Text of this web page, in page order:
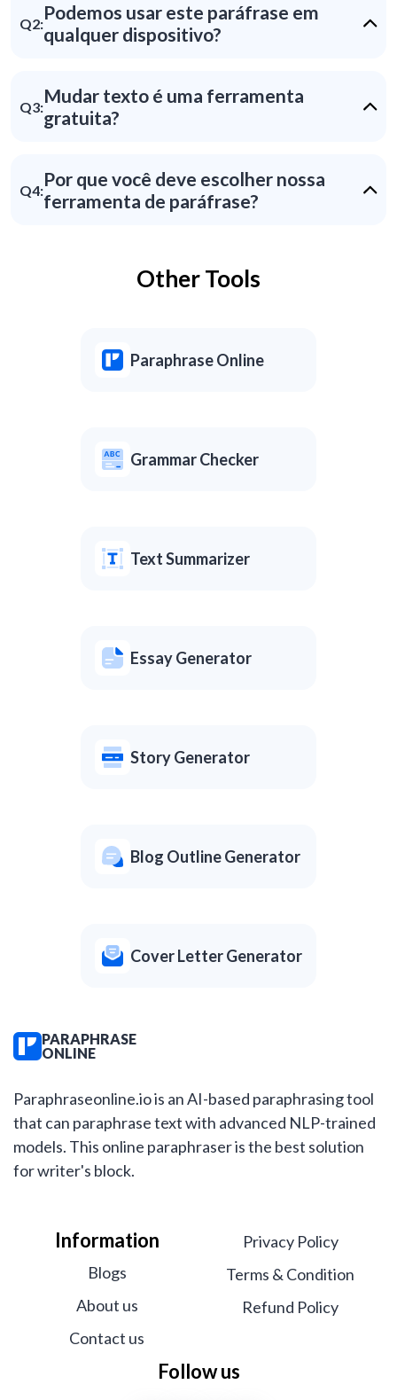
Q2:Podemos usar este paráfrase em
qualquer dispositivo?
Q3:Mudar texto é uma ferramenta
gratuita?
Q4:Por que você deve escolher nossa
ferramenta de paráfrase?
Other Tools
Paraphrase Online
Grammar Checker
Text Summarizer
Essay Generator
Story Generator
Blog Outline Generator
Cover Letter Generator
PARAPHRASE
ONLINE
Paraphraseonline.io is an AI-based paraphrasing tool
that can paraphrase text with advanced NLP-trained
models. This online paraphraser is the best solution
for writer's block.
Information
Blogs
About us
Contact us
Privacy Policy
Terms & Condition
Refund Policy
Follow us